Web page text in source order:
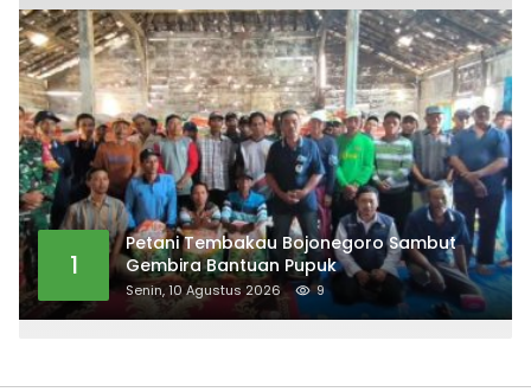
1
Petani Tembakau Bojonegoro Sambut
Gembira Bantuan Pupuk
Senin, 10 Agustus 2026 9